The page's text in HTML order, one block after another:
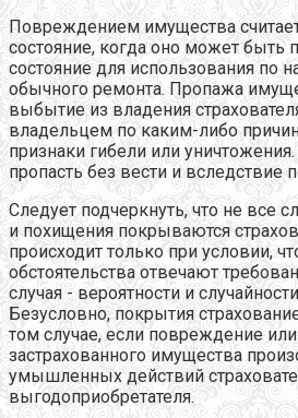
Повреждением имущества
состояние, когда оно может быть
состояние для использования по
обычного ремонта. Пропажа
выбытие из владения
владельцем по каким-либо
признаки гибели или
пропасть без вести и вследствие
Следует подчеркнуть, что не все
и похищения покрываются
происходит только при условии,
обстоятельства отвечают
случая - вероятности и
Безусловно, покрытия
том случае, если повреждение
застрахованного имущества
умышленных действий
выгодоприобретателя.